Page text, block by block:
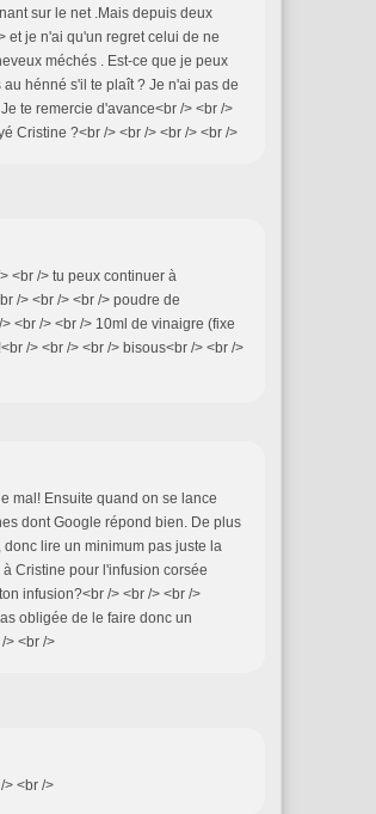
sur le net .Mais depuis deux
et je n'ai qu'un regret celui de ne
méchés . Est-ce que je peux
hénné s'il te plaît ? Je n'ai pas de
te remercie d'avance<br /> <br />
Cristine ?<br /> <br /> <br /> <br />
<br /> tu peux continuer à
/> <br /> <br /> poudre de
<br /> <br /> 10ml de vinaigre (fixe
/> <br /> <br /> bisous<br /> <br />
mal! Ensuite quand on se lance
dont Google répond bien. De plus
lire un minimum pas juste la
Cristine pour l'infusion corsée
infusion?<br /> <br /> <br />
obligée de le faire donc un
> <br />
> <br />